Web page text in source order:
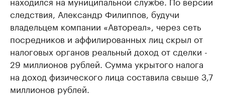
следствия, Александр Филиппов, будучи
владельцем компании «Автореал», через сеть
посредников и аффилированных лиц скрыл от
налоговых органов реальный доход от сделки -
29 миллионов рублей. Сумма укрытого налога
на доход физического лица составила свыше 3,7
миллионов рублей.